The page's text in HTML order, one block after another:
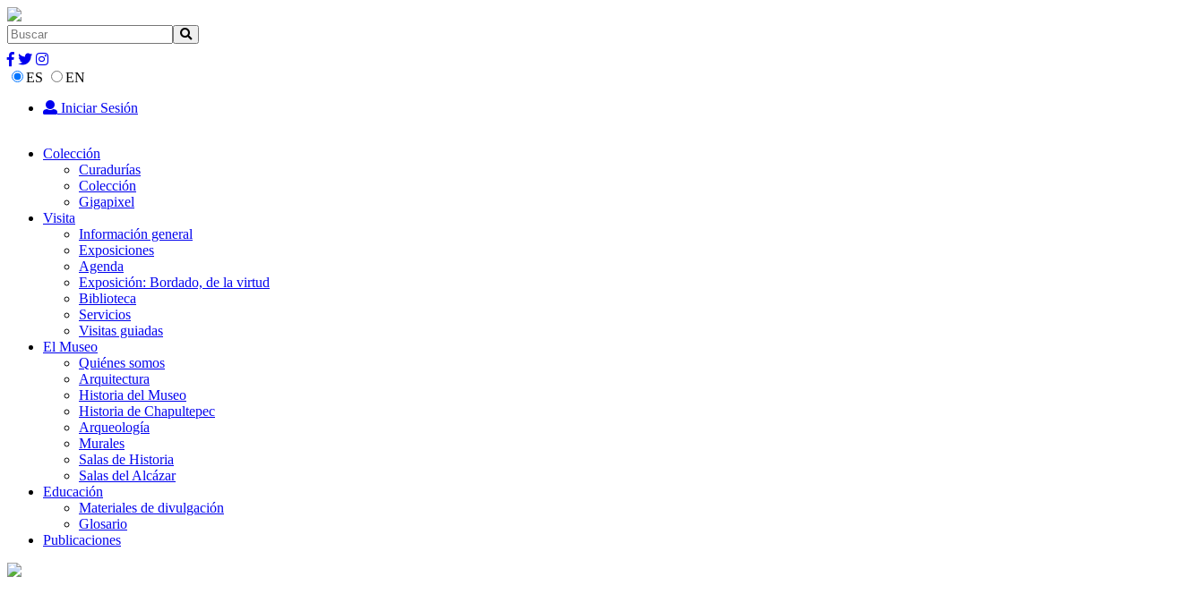
ES
EN
Iniciar Sesión
Colección
Curadurías
Colección
Gigapixel
Visita
Información general
Exposiciones
Agenda
Exposición: Bordado, de la virtud
Biblioteca
Servicios
Visitas guiadas
El Museo
Quiénes somos
Arquitectura
Historia del Museo
Historia de Chapultepec
Arqueología
Murales
Salas de Historia
Salas del Alcázar
Educación
Materiales de divulgación
Glosario
Publicaciones